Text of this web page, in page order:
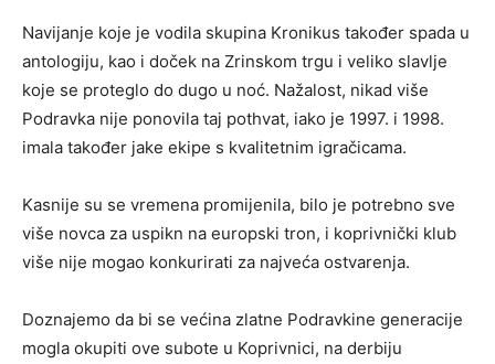
Navijanje koje je vodila skupina Kronikus također spada u
antologiju, kao i doček na Zrinskom trgu i veliko slavlje
koje se proteglo do dugo u noć. Nažalost, nikad više
Podravka nije ponovila taj pothvat, iako je 1997. i 1998.
imala također jake ekipe s kvalitetnim igračicama.
Kasnije su se vremena promijenila, bilo je potrebno sve
više novca za uspikn na europski tron, i koprivnički klub
više nije mogao konkurirati za najveća ostvarenja.
Doznajemo da bi se većina zlatne Podravkine generacije
mogla okupiti ove subote u Koprivnici, na derbiju